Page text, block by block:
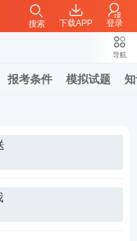
下载APP 登录
搜索
报考条件 模拟试题
导航